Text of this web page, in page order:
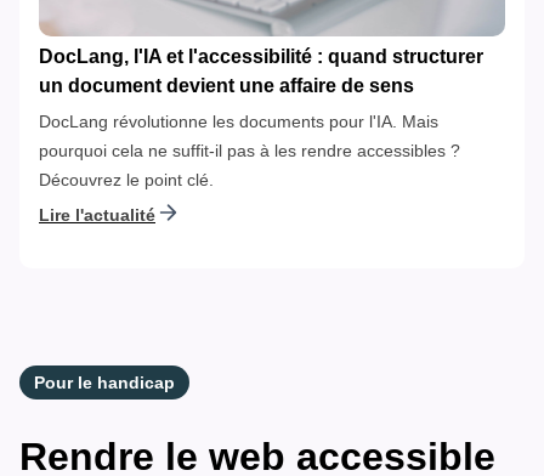
DocLang, l'IA et l'accessibilité : quand structurer
un document devient une affaire de sens
DocLang révolutionne les documents pour l'IA. Mais
pourquoi cela ne suffit-il pas à les rendre accessibles ?
Découvrez le point clé.
Lire l'actualité
Pour le handicap
Rendre le web accessible